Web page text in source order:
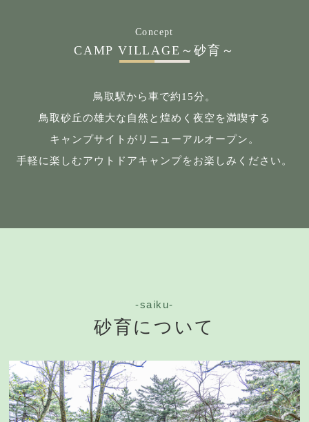
Concept
CAMP VILLAGE～砂育～
鳥取駅から車で約15分。
鳥取砂丘の雄大な自然と煌めく夜空を満喫する
キャンプサイトがリニューアルオープン。
手軽に楽しむアウトドアキャンプをお楽しみください。
-saiku-
砂育について